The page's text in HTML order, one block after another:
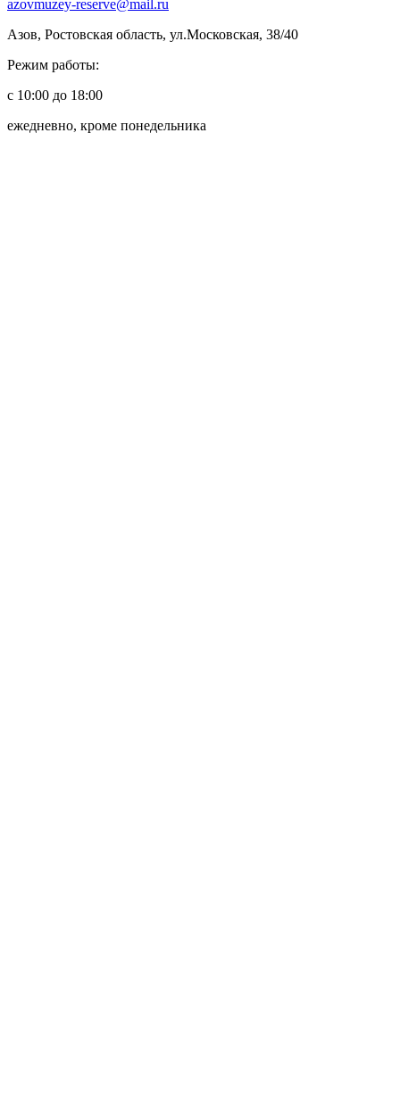
azovmuzey-reserve@mail.ru
Азов, Ростовская область, ул.Московская, 38/40
Режим работы:
с 10:00 до 18:00
ежедневно, кроме понедельника